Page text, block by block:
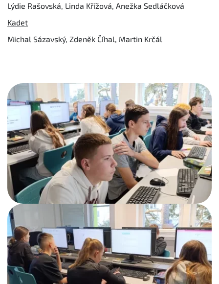
Lýdie Rašovská, Linda Křížová, Anežka Sedláčková
Kadet
Michal Sázavský, Zdeněk Číhal, Martin Krčál